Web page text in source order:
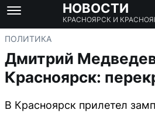
НОВОСТИ
КРАСНОЯРСК И
ПОЛИТИКА
Дмитрий
Красноярск:
В Красноярск прилетел